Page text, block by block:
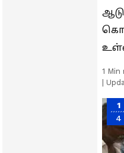
1 Min
1
4